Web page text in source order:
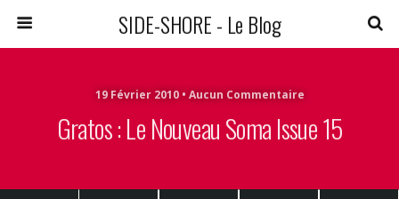
SIDE-SHORE - Le Blog
19 Février 2010 • Aucun Commentaire
Gratos : Le Nouveau Soma Issue 15